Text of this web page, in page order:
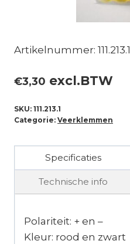
Artikelnummer: 111.213.1
€3,30 excl.BTW
SKU: 111.213.1
Categorie: Veerklemmen
Specificaties
Technische info
Polariteit: + en –
Kleur: rood en zwart